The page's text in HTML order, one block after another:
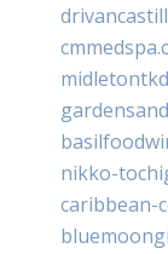
nikko-
caribbean-